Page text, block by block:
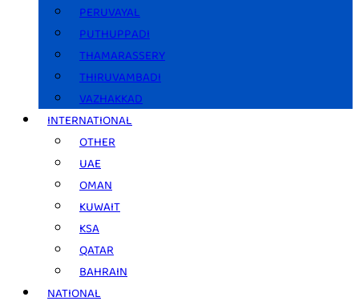
PERUVAYAL
PUTHUPPADI
THAMARASSERY
THIRUVAMBADI
VAZHAKKAD
INTERNATIONAL
OTHER
UAE
OMAN
KUWAIT
KSA
QATAR
BAHRAIN
NATIONAL